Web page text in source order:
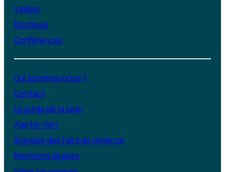
Vidéos
Boutique
Conférences
Qui sommes-nous ?
Contact
Le guide de la pige
Alerter Vert
Signaler des faits de violence
Mentions légales